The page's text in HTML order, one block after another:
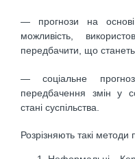
— прогнози на
можливість,
передбачити, що
— соціальне
передбачення змін у
стані суспільства.
Розрізняють такі методи